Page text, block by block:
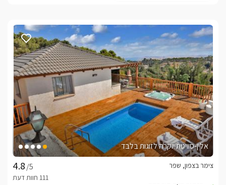
אלין-סוויטת יוקרה לזוגות בלבד
/5
צימר בצפון, שפר